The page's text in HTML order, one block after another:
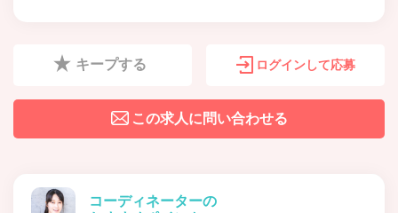
キープする ログインして応募
この求人に問い合わせる
コーディネーターの